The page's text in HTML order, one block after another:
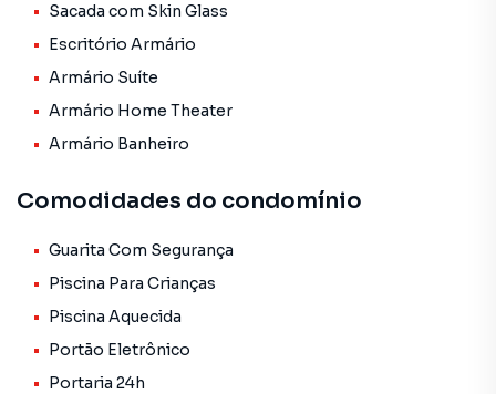
Sacada com Skin Glass
Escritório Armário
Armário Suíte
Armário Home Theater
Armário Banheiro
Comodidades do condomínio
Guarita Com Segurança
Piscina Para Crianças
Piscina Aquecida
Portão Eletrônico
Portaria 24h